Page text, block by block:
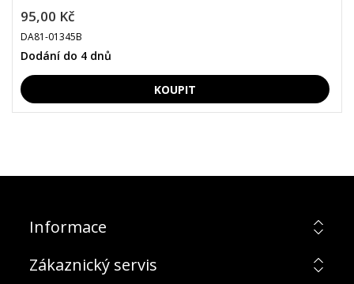
95,00 Kč
DA81-01345B
Dodání do 4 dnů
Informace
Zákaznický servis